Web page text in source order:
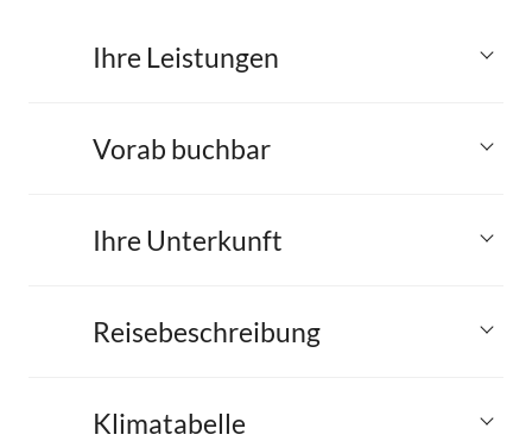
Ihre Leistungen
Vorab buchbar
Ihre Unterkunft
Reisebeschreibung
Klimatabelle